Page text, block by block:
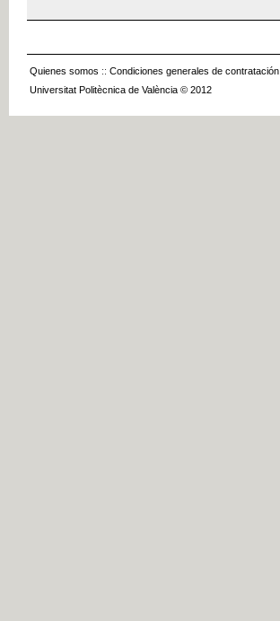
Quienes somos :: Condiciones generales de contratación
Universitat Politècnica de València © 2012